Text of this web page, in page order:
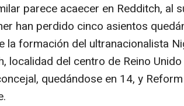
parece acaecer en Redditch, al
han perdido cinco asientos
la formación del ultranacionalista
localidad del centro de Reino
quedándose en 14, y